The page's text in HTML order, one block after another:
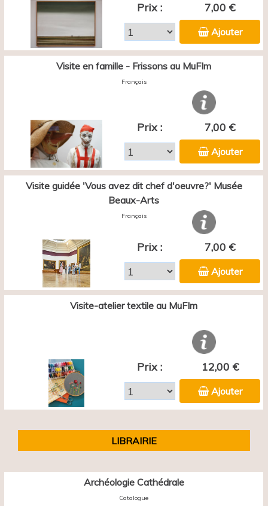
Prix : 7,00 €
Ajouter
Visite en famille - Frissons au MuFIm
Français
Prix : 7,00 €
Ajouter
Visite guidée 'Vous avez dit chef d'oeuvre?' Musée
Beaux-Arts
Français
Prix : 7,00 €
Ajouter
Visite-atelier textile au MuFIm
Prix : 12,00 €
Ajouter
LIBRAIRIE
Archéologie Cathédrale
Catalogue